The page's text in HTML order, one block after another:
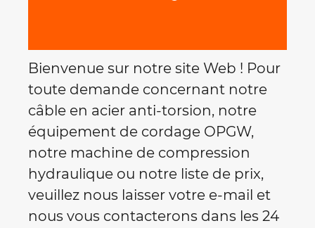
Bienvenue sur notre site Web ! Pour
toute demande concernant notre
câble en acier anti-torsion, notre
équipement de cordage OPGW,
notre machine de compression
hydraulique ou notre liste de prix,
veuillez nous laisser votre e-mail et
nous vous contacterons dans les 24